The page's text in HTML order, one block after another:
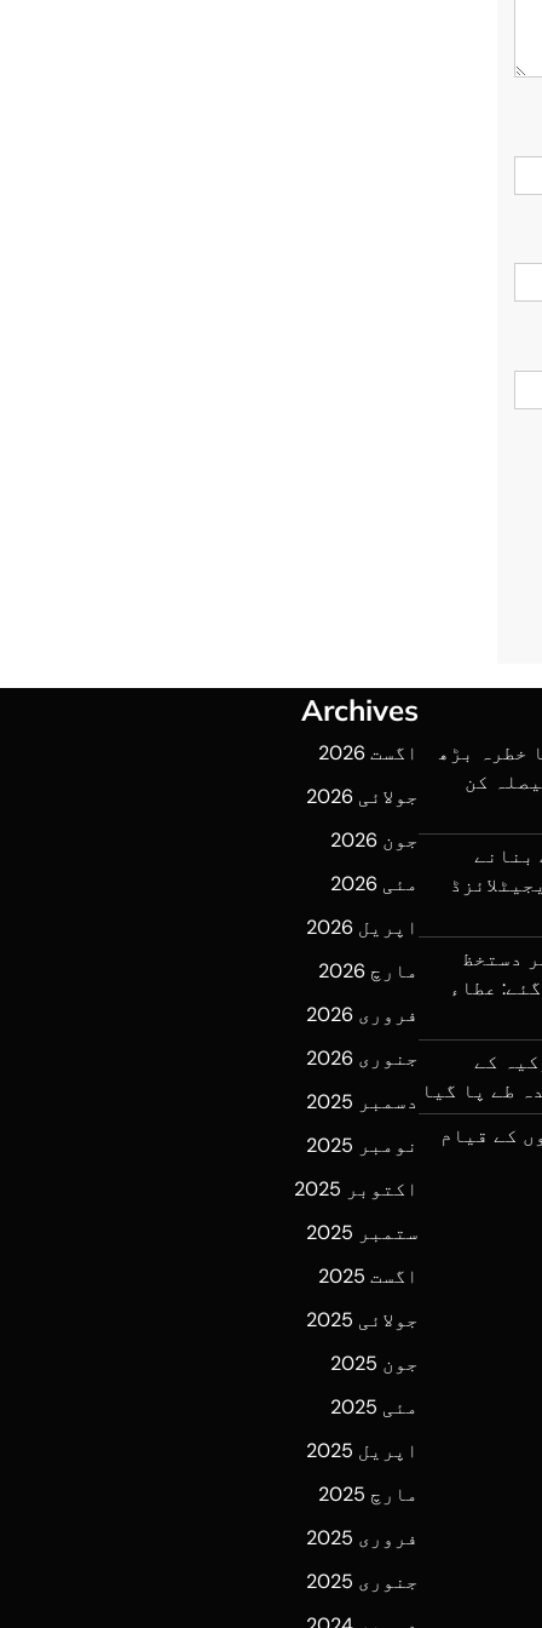
خطرہ بڑھ
کن
بنانے
دستخظ
عطاء
کے
طے پا گیا
کے قیام
Archives
اگست 2026
جولائی 2026
جون 2026
مئی 2026
اپریل 2026
مارچ 2026
فروری 2026
جنوری 2026
دسمبر 2025
نومبر 2025
اکتوبر 2025
ستمبر 2025
اگست 2025
جولائی 2025
جون 2025
مئی 2025
اپریل 2025
مارچ 2025
فروری 2025
جنوری 2025